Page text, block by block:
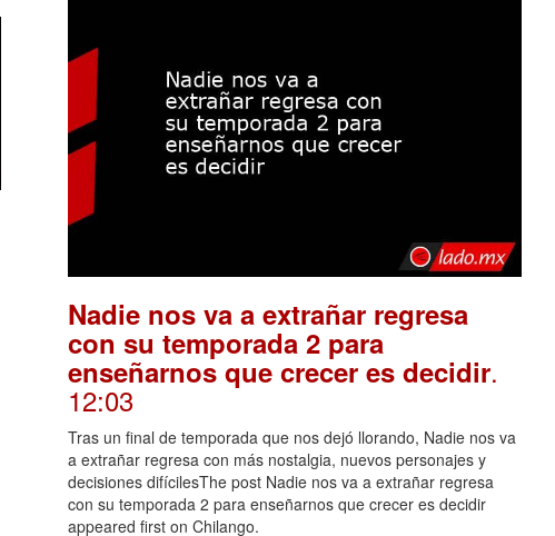
Nadie nos va a extrañar regresa
con su temporada 2 para
enseñarnos que crecer es decidir.
12:03
Tras un final de temporada que nos dejó llorando, Nadie nos va
a extrañar regresa con más nostalgia, nuevos personajes y
decisiones difícilesThe post Nadie nos va a extrañar regresa
con su temporada 2 para enseñarnos que crecer es decidir
appeared first on Chilango.